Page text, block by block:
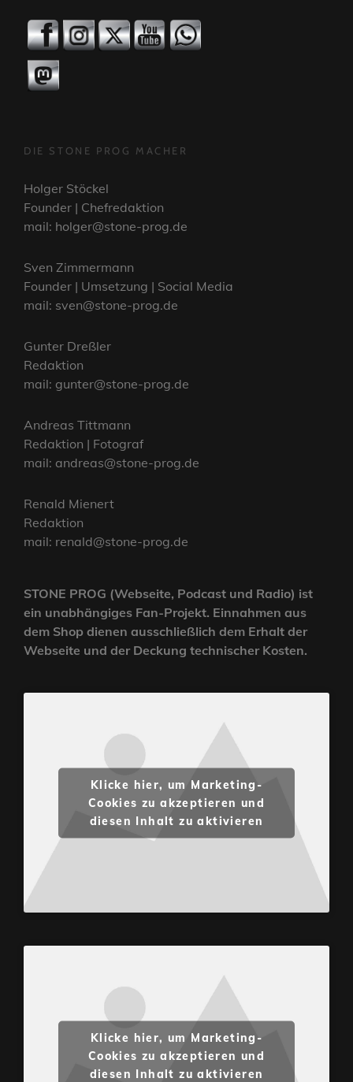
DIE STONE PROG MACHER
Holger Stöckel
Founder | Chefredaktion
mail: holger@stone-prog.de
Sven Zimmermann
Founder | Umsetzung | Social Media
mail: sven@stone-prog.de
Gunter Dreßler
Redaktion
mail: gunter@stone-prog.de
Andreas Tittmann
Redaktion | Fotograf
mail: andreas@stone-prog.de
Renald Mienert
Redaktion
mail: renald@stone-prog.de
STONE PROG (Webseite, Podcast und Radio) ist
ein unabhängiges Fan-Projekt. Einnahmen aus
dem Shop dienen ausschließlich dem Erhalt der
Webseite und der Deckung technischer Kosten.
Klicke hier, um Marketing-
Cookies zu akzeptieren und
diesen Inhalt zu aktivieren
Klicke hier, um Marketing-
Cookies zu akzeptieren und
diesen Inhalt zu aktivieren